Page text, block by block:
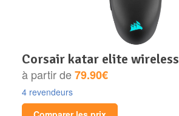
corsair katar elite wireless
à partir de79.90€
4 revendeurs